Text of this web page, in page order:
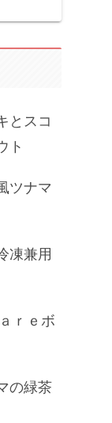
とスコ
ト
ツナマ
凍兼用
ｒｅボ
の緑茶